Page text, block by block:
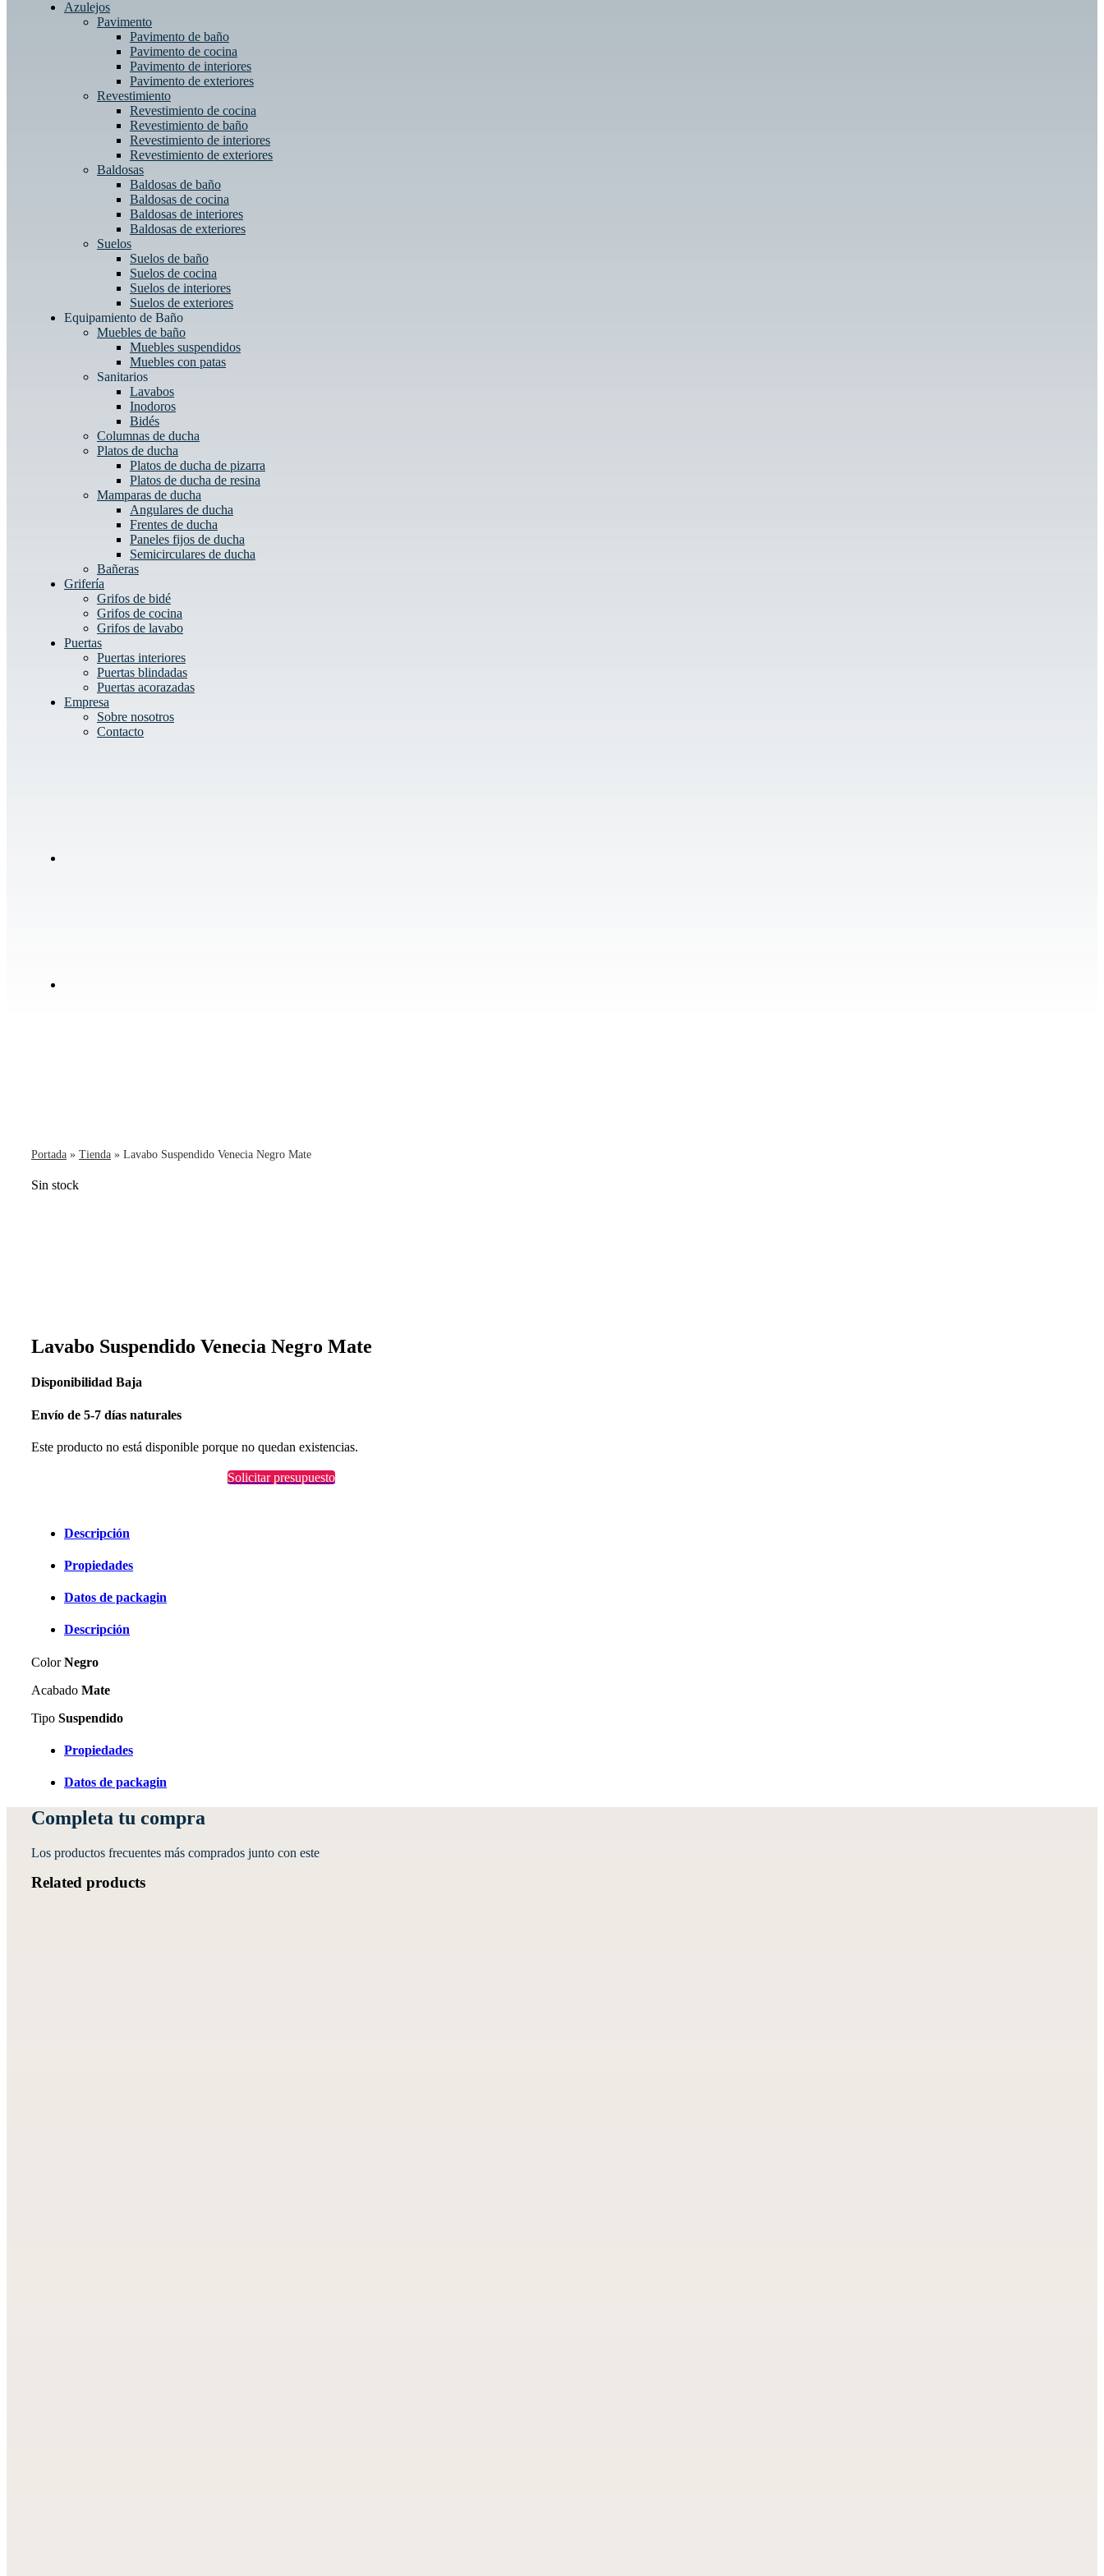
Azulejos
Pavimento
Pavimento de baño
Pavimento de cocina
Pavimento de interiores
Pavimento de exteriores
Revestimiento
Revestimiento de cocina
Revestimiento de baño
Revestimiento de interiores
Revestimiento de exteriores
Baldosas
Baldosas de baño
Baldosas de cocina
Baldosas de interiores
Baldosas de exteriores
Suelos
Suelos de baño
Suelos de cocina
Suelos de interiores
Suelos de exteriores
Equipamiento de Baño
Muebles de baño
Muebles suspendidos
Muebles con patas
Sanitarios
Lavabos
Inodoros
Bidés
Columnas de ducha
Platos de ducha
Platos de ducha de pizarra
Platos de ducha de resina
Mamparas de ducha
Angulares de ducha
Frentes de ducha
Paneles fijos de ducha
Semicirculares de ducha
Bañeras
Grifería
Grifos de bidé
Grifos de cocina
Grifos de lavabo
Puertas
Puertas interiores
Puertas blindadas
Puertas acorazadas
Empresa
Sobre nosotros
Contacto
Portada» Tienda» Lavabo Suspendido Venecia Negro Mate
Sin stock
Lavabo Suspendido Venecia Negro Mate
Disponibilidad Baja
Envío de 5-7 días naturales
Este producto no está disponible porque no quedan existencias.
Solicitar presupuesto
Descripción
Propiedades
Datos de packagin
Descripción
ColorNegro
Acabado Mate
Tipo Suspendido
Propiedades
Datos de packagin
Completa tu compra
Los productos frecuentes más comprados junto con este
Related products